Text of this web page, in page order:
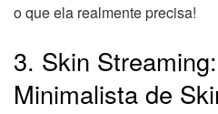
o que ela realmente precisa!
3. Skin
Minimalista de